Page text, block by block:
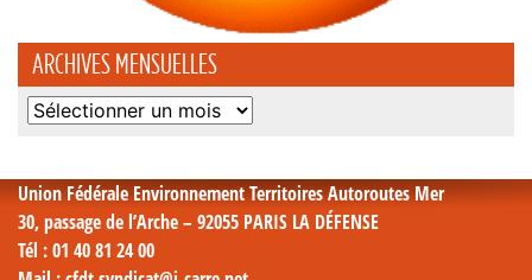
ARCHIVES MENSUELLES
Archives
Union Fédérale Environnement Territoires Autoroutes Mer
30, passage de l’Arche – 92055 PARIS LA DÉFENSE
Tél : 01 40 81 24 00